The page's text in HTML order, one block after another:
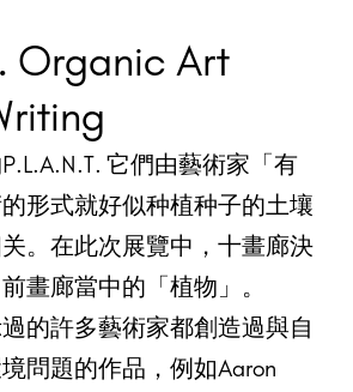
Organic Art
它們由藝術家「有
形式就好似种植种子的土壤
。在此次展覽中，十畫廊決
畫廊當中的「植物」。
的許多藝術家都創造過與自
問題的作品，例如Aaron